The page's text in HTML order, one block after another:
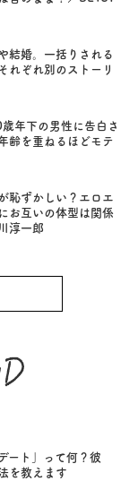
結婚。一括りされる
れぞれ別のストーリ
年下の男性に告白さ
齢を重ねるほどモテ
恥ずかしい？エロエ
お互いの体型は関係
淳一郎
ート」って何？彼
を教えます